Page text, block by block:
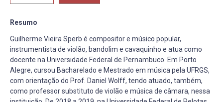
Resumo
Guilherme Vieira Sperb é compositor e músico popular,
instrumentista de violão, bandolim e cavaquinho e atua como
docente na Universidade Federal de Pernambuco. Em Porto
Alegre, cursou Bacharelado e Mestrado em música pela UFRGS,
com orientação do Prof. Daniel Wolff, tendo atuado, também,
como professor substituto de violão e música de câmara, nessa